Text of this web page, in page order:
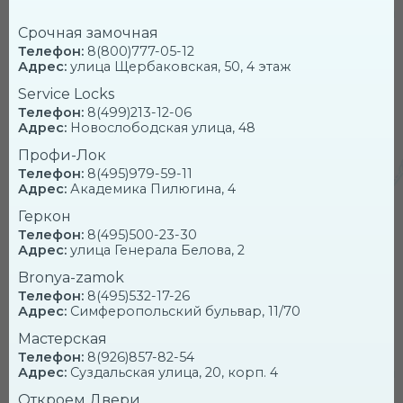
приобретать их самостоятельно.
Большой опыт и профессионализм
мастеров нашей компании, позволяет оказывать
широкий спектр услуг в ЮЗАО по телефону
8(937)320-21-37:
по вскрытию квартир, автомобилей и
сейфов;
по установке, врезке и замене замка;
по ремонту замка: замене личинки,
подгонке элементов механизма;
по установке и перекодировке электронных
замков.
Работаем со всеми
замков
Срочная замочная
Телефон: 8(800)777-05-12
Адрес: улица Щербаковская, 50, 4 этаж
Service Locks
Телефон: 8(499)213-12-06
Адрес: Новослободская улица, 48
Профи-Лок
Телефон: 8(495)979-59-11
Адрес: Академика Пилюгина, 4
Геркон
Телефон: 8(495)500-23-30
Адрес: улица Генерала Белова, 2
Bronya-zamok
Телефон: 8(495)532-17-26
Адрес: Симферопольский бульвар, 11/70
Мастерская
Телефон: 8(926)857-82-54
Адрес: Суздальская улица, 20, корп. 4
Откроем Двери